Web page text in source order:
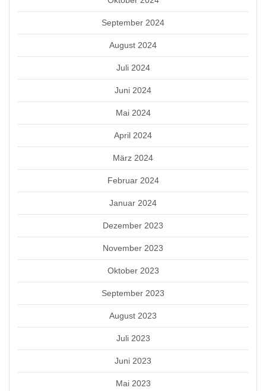
September 2024
August 2024
Juli 2024
Juni 2024
Mai 2024
April 2024
März 2024
Februar 2024
Januar 2024
Dezember 2023
November 2023
Oktober 2023
September 2023
August 2023
Juli 2023
Juni 2023
Mai 2023